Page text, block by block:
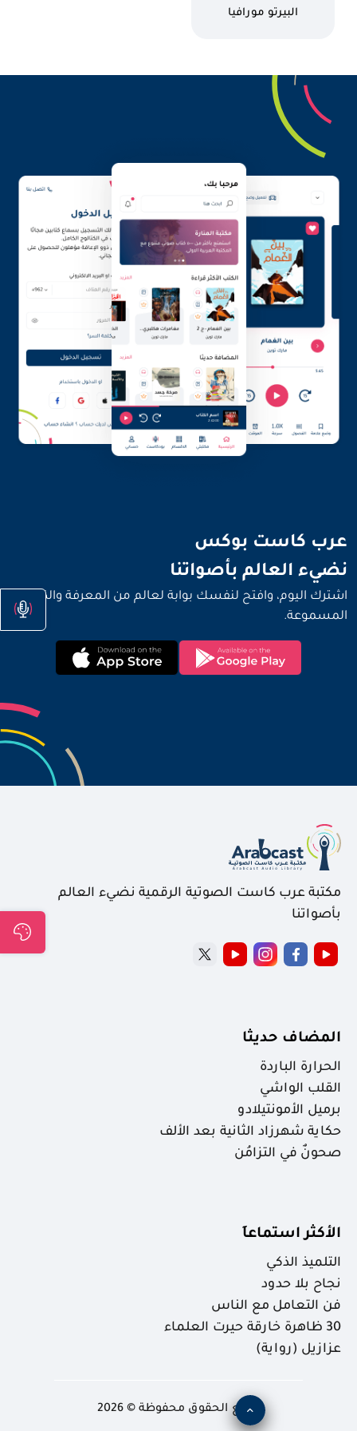
كاتب
البيرتو مورافيا
عرب كاست بوكس
نضيء العالم بأصواتنا
اشترك اليوم، وافتح لنفسك بوابة لعالم من المعرفة والكتب
المسموعة.
مكتبة عرب كاست الصوتية الرقمية نضيء العالم
بأصواتنا
المضاف حديثا
الحرارة الباردة
القلب الواشي
برميل الأمونتيلادو
حكاية شهرزاد الثانية بعد الألف
صحونٌ في التزامُن
الأكثر استماعاَ
التلميذ الذكي
نجاح بلا حدود
فن التعامل مع الناس
30 ظاهرة خارقة حيرت العلماء
عزازيل (رواية)
جميع الحقوق محفوظة © 2026